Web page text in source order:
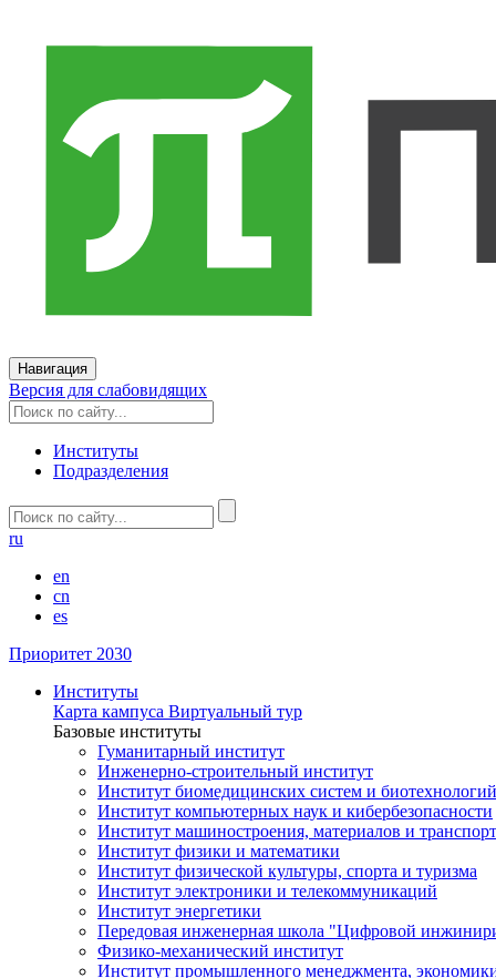
Навигация
Версия для слабовидящих
Институты
Подразделения
ru
en
cn
es
Приоритет 2030
Институты
Карта кампуса Виртуальный тур
Базовые институты
Гуманитарный институт
Инженерно-строительный институт
Институт биомедицинских систем и биотехнологий
Институт компьютерных наук и кибербезопасности
Институт машиностроения, материалов и
Институт физики и математики
Институт физической культуры, спорта и туризма
Институт электроники и телекоммуникаций
Институт энергетики
Передовая инженерная школа "Цифровой
Физико-механический институт
Институт промышленного менеджмента,